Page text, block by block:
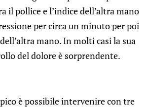
il pollice e l’indice dell’altra mano
per circa un minuto per poi
mano. In molti casi la sua
del dolore è sorprendente.
è possibile intervenire con tre